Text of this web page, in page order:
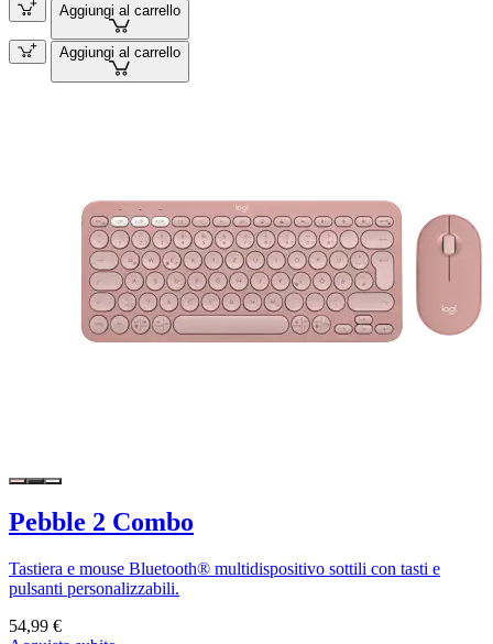
Aggiungi al carrello
Aggiungi al carrello
Pebble 2 Combo
Tastiera e mouse Bluetooth® multidispositivo sottili con tasti e
pulsanti personalizzabili.
54,99 €